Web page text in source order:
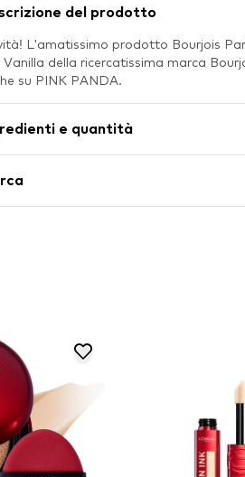
del prodotto
L'amatissimo prodotto Bourjois
Vanilla della ricercatissima marca
su PINK PANDA.
e quantità